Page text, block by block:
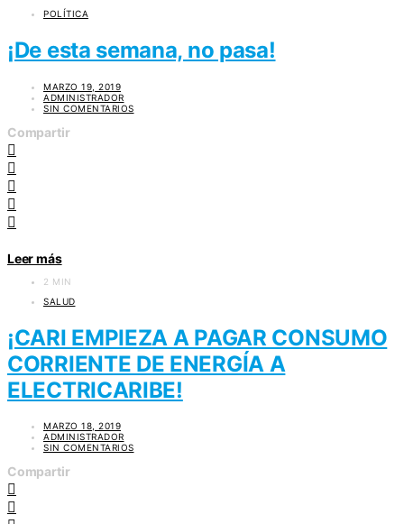
POLÍTICA
¡De esta semana, no pasa!
MARZO 19, 2019
ADMINISTRADOR
SIN COMENTARIOS
Compartir
Leer más
2 MIN
SALUD
¡CARI EMPIEZA A PAGAR CONSUMO
CORRIENTE DE ENERGÍA A
ELECTRICARIBE!
MARZO 18, 2019
ADMINISTRADOR
SIN COMENTARIOS
Compartir